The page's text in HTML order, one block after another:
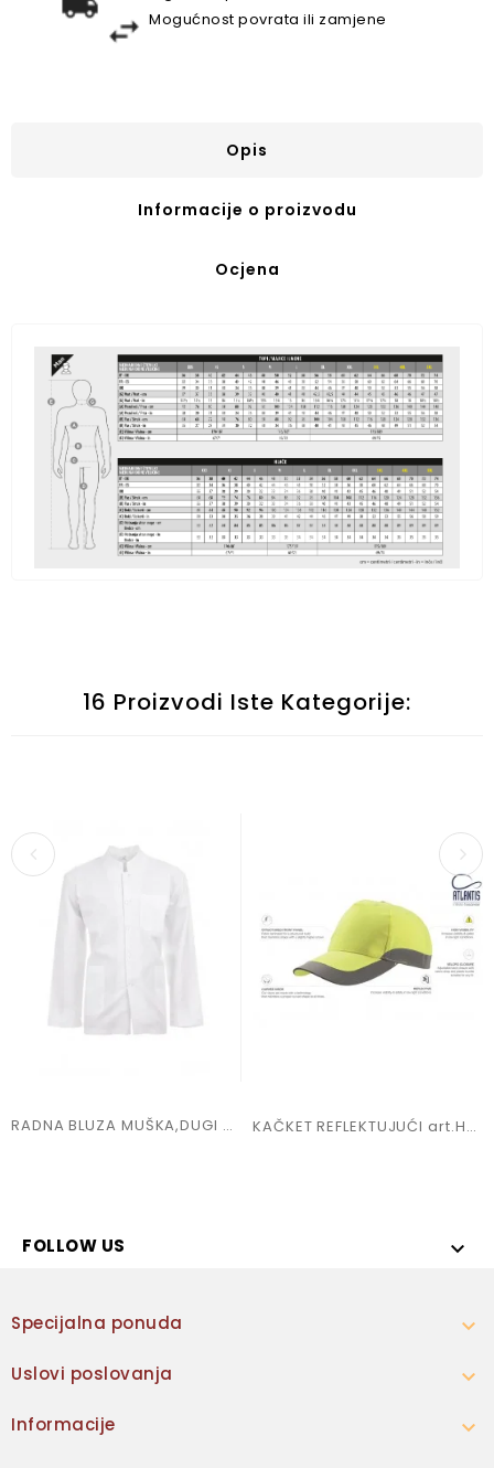
Mogućnost povrata ili zamjene
Opis
Informacije o proizvodu
Ocjena
16 Proizvodi Iste Kategorije:
RADNA BLUZA MUŠKA,DUGI RUKAV ,RUSKA KRAGNA KAČKET REFLEKTUJUĆI art.Helpy
FOLLOW US 
Specijalna ponuda 
Uslovi poslovanja 
Informacije 